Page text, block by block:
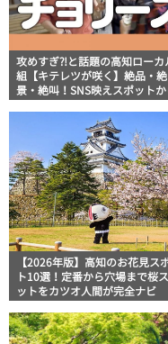
攻めすぎ⁈と話題の高知ローカ
組【キテレツが咲く】絶品・絶
景・絶叫！SNS映えスポット
タ満載ろいろい旅
【2026年版】高知のお花見ス
ト10選！定番から穴場まで桜
ットをカツオ人間が完全ナビ